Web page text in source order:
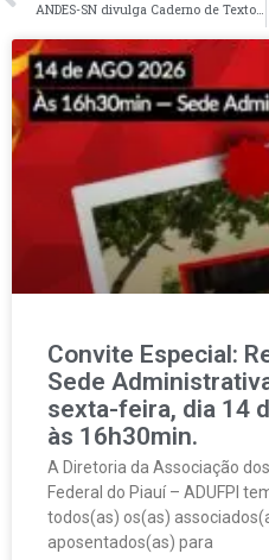
ANDES-SN divulga Caderno de Textos do 12º Conad Extraordinário
Convite Especial:
Sede
sexta-feira, dia 14
às 16h30min.
A Diretoria da Associação
Federal do Piauí – ADUFPI
todos(as) os(as)
aposentados(as) para